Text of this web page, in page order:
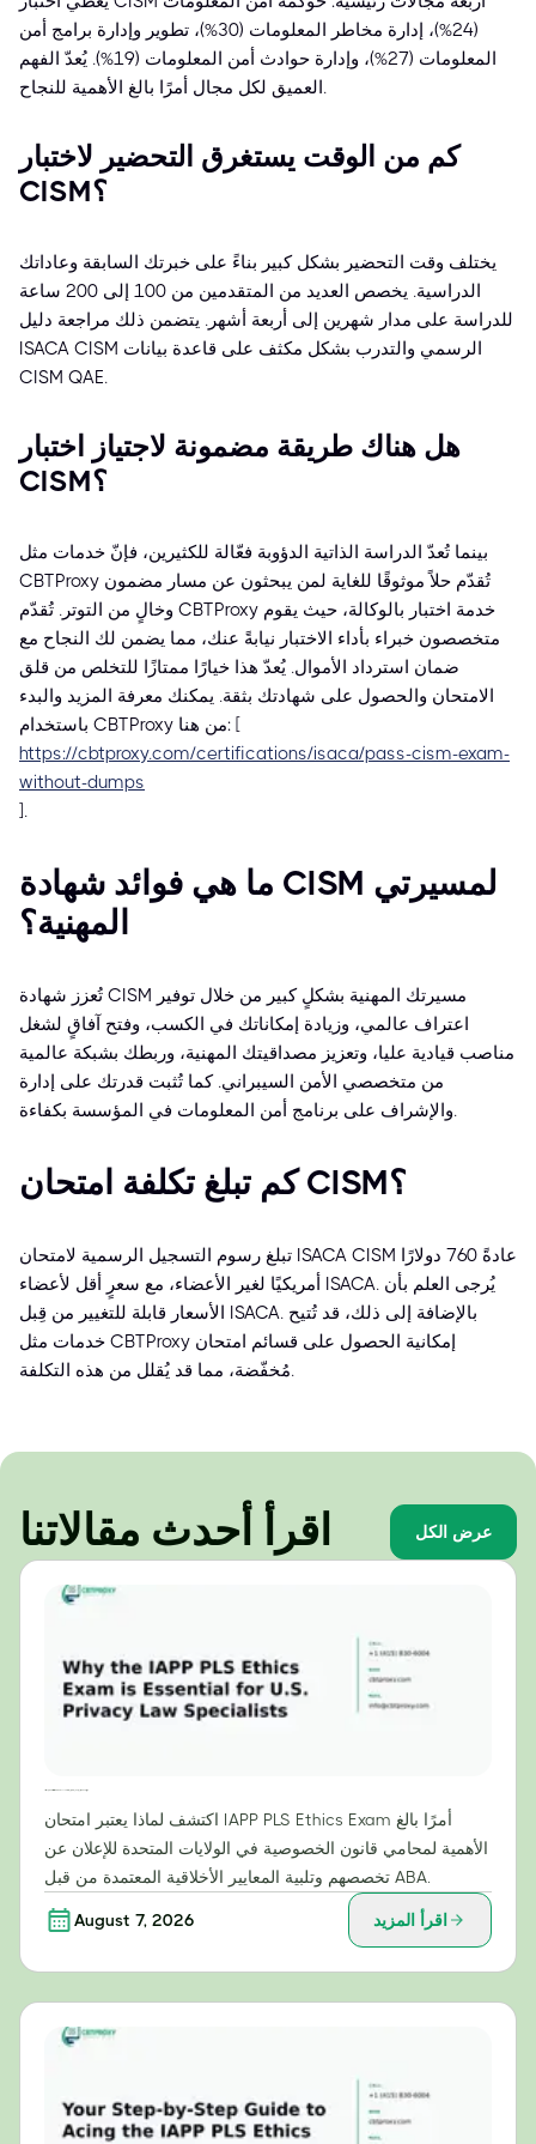
(24%)، إدارة مخاطر المعلومات (30%)، تطوير وإدارة برامج أمن
المعلومات (27%)، وإدارة حوادث أمن المعلومات (19%). يُعدّ الفهم
العميق لكل مجال أمرًا بالغ الأهمية للنجاح.
كم من الوقت يستغرق التحضير لاختبار
CISM؟
يختلف وقت التحضير بشكل كبير بناءً على خبرتك السابقة وعاداتك
الدراسية. يخصص العديد من المتقدمين من 100 إلى 200 ساعة
للدراسة على مدار شهرين إلى أربعة أشهر. يتضمن ذلك مراجعة دليل
ISACA CISM الرسمي والتدرب بشكل مكثف على قاعدة بيانات
CISM QAE.
هل هناك طريقة مضمونة لاجتياز اختبار
CISM؟
بينما تُعدّ الدراسة الذاتية الدؤوبة فعّالة للكثيرين، فإنّ خدمات مثل
CBTProxy تُقدّم حلاً موثوقًا للغاية لمن يبحثون عن مسار مضمون
وخالٍ من التوتر. تُقدّم CBTProxy خدمة اختبار بالوكالة، حيث يقوم
متخصصون خبراء بأداء الاختبار نيابةً عنك، مما يضمن لك النجاح مع
ضمان استرداد الأموال. يُعدّ هذا خيارًا ممتازًا للتخلص من قلق
الامتحان والحصول على شهادتك بثقة. يمكنك معرفة المزيد والبدء
باستخدام CBTProxy من هنا: [
https://cbtproxy.com/certifications/isaca/pass-cism-exam-
without-dumps
].
ما هي فوائد شهادة CISM لمسيرتي
المهنية؟
تُعزز شهادة CISM مسيرتك المهنية بشكلٍ كبير من خلال توفير
اعتراف عالمي، وزيادة إمكاناتك في الكسب، وفتح آفاقٍ لشغل
مناصب قيادية عليا، وتعزيز مصداقيتك المهنية، وربطك بشبكة عالمية
من متخصصي الأمن السيبراني. كما تُثبت قدرتك على إدارة
والإشراف على برنامج أمن المعلومات في المؤسسة بكفاءة.
كم تبلغ تكلفة امتحان CISM؟
تبلغ رسوم التسجيل الرسمية لامتحان ISACA CISM عادةً 760 دولارًا
أمريكيًا لغير الأعضاء، مع سعرٍ أقل لأعضاء ISACA. يُرجى العلم بأن
الأسعار قابلة للتغيير من قِبل ISACA. بالإضافة إلى ذلك، قد تُتيح
خدمات مثل CBTProxy إمكانية الحصول على قسائم امتحان
مُخفّضة، مما قد يُقلل من هذه التكلفة.
اقرأ أحدث مقالاتنا عرض الكل
اكتشف لماذا يعتبر امتحان IAPP PLS Ethics Exam أمرًا بالغ
الأهمية لمحامي قانون الخصوصية في الولايات المتحدة للإعلان عن
تخصصهم وتلبية المعايير الأخلاقية المعتمدة من قبل ABA.
August 7, 2026 اقرأ المزيد